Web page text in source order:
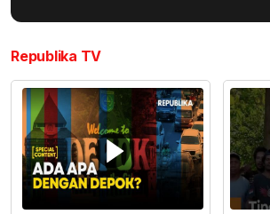
Republika TV